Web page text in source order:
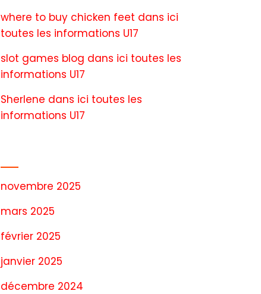
where to buy chicken feet dans ici
toutes les informations U17
slot games blog dans ici toutes les
informations U17
Sherlene dans ici toutes les
informations U17
novembre 2025
mars 2025
février 2025
janvier 2025
décembre 2024